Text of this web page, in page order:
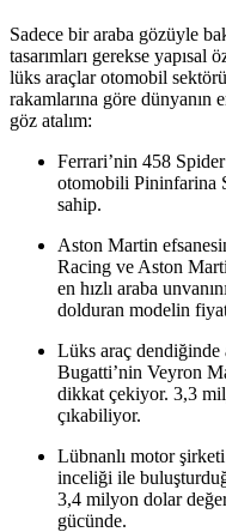
Sadece bir araba gözüyle
tasarımları gerekse yapısal
lüks araçlar otomobil
rakamlarına göre dünyanın
göz atalım:
Ferrari’nin 458
otomobili Pininfarina
sahip.
Aston Martin
Racing ve Aston
en hızlı araba
dolduran modelin
Lüks araç
Bugatti’nin Veyron
dikkat çekiyor. 3,3
çıkabiliyor.
Lübnanlı motor
inceliği ile
3,4 milyon dolar
gücünde.